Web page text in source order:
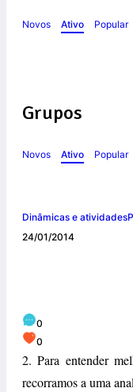
Novos Ativo Popular
Grupos
Novos Ativo Popular
Dinâmicas e atividades
24/01/2014
0
0
2. Para entender
recorramos a uma